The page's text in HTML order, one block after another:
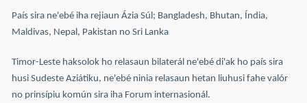
País sira ne'ebé iha rejiaun Ázia Súl; Bangladesh, Bhutan, Índia,
Maldivas, Nepal, Pakistan no Sri Lanka
Timor-Leste haksolok ho relasaun bilaterál ne'ebé di'ak ho país sira
husi Sudeste Aziátiku, ne'ebé ninia relasaun hetan liuhusi fahe valór
no prinsípiu komún sira iha Forum internasionál.